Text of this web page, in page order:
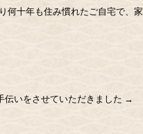
何十年も住み慣れたご自宅で、家
伝いをさせていただきました →